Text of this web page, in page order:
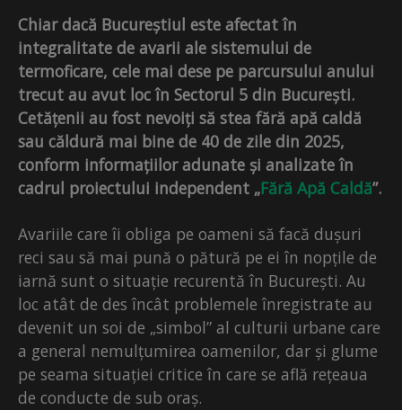
Chiar dacă Bucureștiul este afectat în
integralitate de avarii ale sistemului de
termoficare, cele mai dese pe parcursului anului
trecut au avut loc în Sectorul 5 din București.
Cetățenii au fost nevoiți să stea fără apă caldă
sau căldură mai bine de 40 de zile din 2025,
conform informațiilor adunate și analizate în
cadrul proiectului independent „Fără Apă Caldă”.
Avariile care îi obliga pe oameni să facă dușuri
reci sau să mai pună o pătură pe ei în nopțile de
iarnă sunt o situație recurentă în București. Au
loc atât de des încât problemele înregistrate au
devenit un soi de „simbol” al culturii urbane care
a general nemulțumirea oamenilor, dar și glume
pe seama situației critice în care se află rețeaua
de conducte de sub oraș.